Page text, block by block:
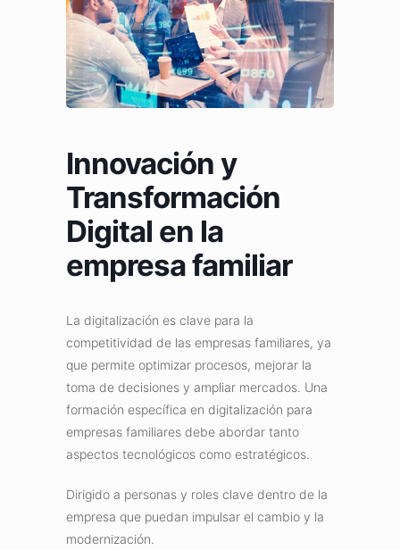
Innovación y
Transformación
Digital en la
empresa familiar
La digitalización es clave para la
competitividad de las empresas familiares, ya
que permite optimizar procesos, mejorar la
toma de decisiones y ampliar mercados. Una
formación específica en digitalización para
empresas familiares debe abordar tanto
aspectos tecnológicos como estratégicos.
Dirigido a personas y roles clave dentro de la
empresa que puedan impulsar el cambio y la
modernización.